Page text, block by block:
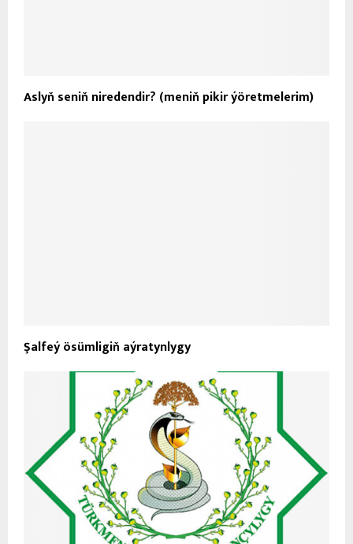
Aslyň seniň niredendir? (meniň pikir ýöretmelerim)
Şalfeý ösümligiň aýratynlygy